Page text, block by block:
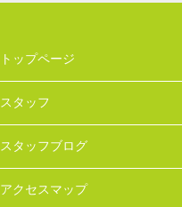
トップページ
スタッフ
スタッフブログ
アクセスマップ